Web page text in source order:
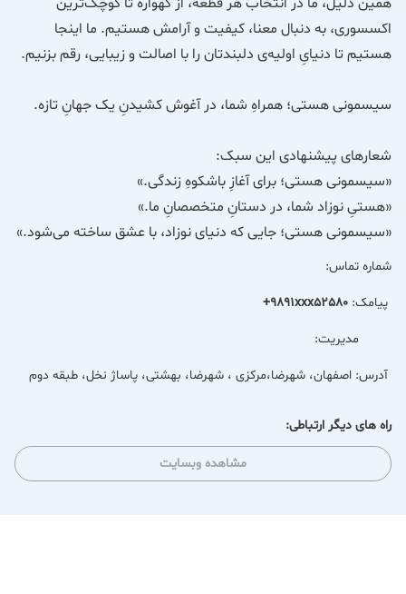
اکسسوری، به دنبال معنا، کیفیت و آرامش هستیم. ما اینجا
هستیم تا دنیایِ اولیه‌ی دلبندتان را با اصالت و زیبایی، رقم بزنیم.
سیسمونی هستی؛ همراهِ شما، در آغوش کشیدنِ یک جهانِ تازه.
شعارهای پیشنهادی این سبک:
«سیسمونی هستی؛ برای آغازِ باشکوهِ زندگی.»
«هستیِ نوزاد شما، در دستانِ متخصصانِ ما.»
«سیسمونی هستی؛ جایی که دنیای نوزاد، با عشق ساخته می‌شود.»
شماره تماس:
پیامک: +9891xxx52580
مدیریت:
آدرس: اصفهان، شهرضا،مرکزی ، شهرضا، بهشتی، پاساژ نخل، طبقه دوم
راه های دیگر ارتباطی:
مشاهده وبسایت